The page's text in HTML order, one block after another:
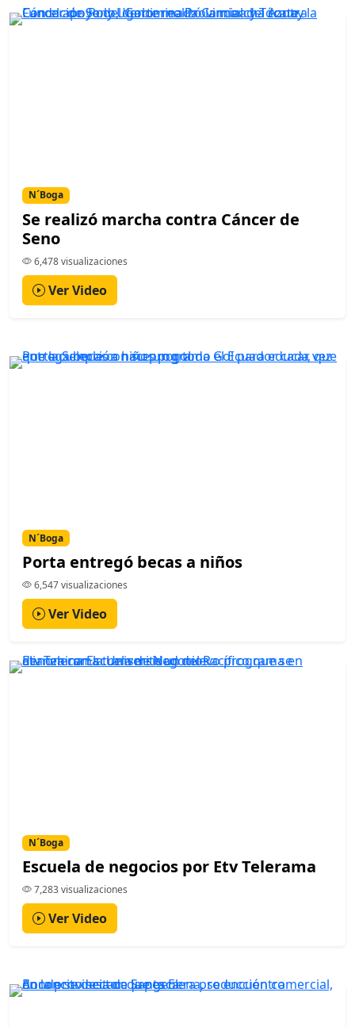
N´Boga
Se realizó marcha contra Cáncer de
Seno
6,478 visualizaciones
Ver Video
N´Boga
Porta entregó becas a niños
6,547 visualizaciones
Ver Video
N´Boga
Escuela de negocios por Etv Telerama
7,283 visualizaciones
Ver Video